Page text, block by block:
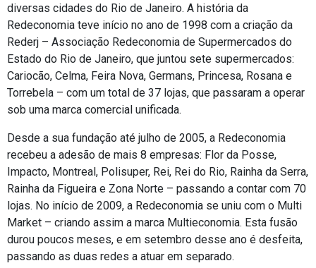
diversas cidades do Rio de Janeiro. A história da
Redeconomia teve início no ano de 1998 com a criação da
Rederj – Associação Redeconomia de Supermercados do
Estado do Rio de Janeiro, que juntou sete supermercados:
Cariocão, Celma, Feira Nova, Germans, Princesa, Rosana e
Torrebela – com um total de 37 lojas, que passaram a operar
sob uma marca comercial unificada.
Desde a sua fundação até julho de 2005, a Redeconomia
recebeu a adesão de mais 8 empresas: Flor da Posse,
Impacto, Montreal, Polisuper, Rei, Rei do Rio, Rainha da Serra,
Rainha da Figueira e Zona Norte – passando a contar com 70
lojas. No início de 2009, a Redeconomia se uniu com o Multi
Market – criando assim a marca Multieconomia. Esta fusão
durou poucos meses, e em setembro desse ano é desfeita,
passando as duas redes a atuar em separado.